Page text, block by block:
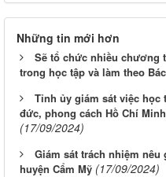
Những tin mới hơn
Sẽ tổ chức nhiều chương
trong học tập và làm theo Bác
Tỉnh ủy giám sát việc
đức, phong cách Hồ Chí
(17/09/2024)
Giám sát trách nhiệm
huyện Cẩm Mỹ (17/09/2024)